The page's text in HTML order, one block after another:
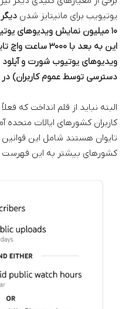
یوتیویب برای مانیتایز شدن
۱۰ میلیون نمایش ویدیوهای
این به بعد با
ویدیوهای یوتیوب شورت و
دسترسی توسط عموم کاربران) در ۹۰ روز اخیر، امکان‌پذیر خواهد بود
البته نباید از قلم انداخت که
کاربران کشورهای ایالات متحده
تایوان هستند شامل این
کشورهای بیشتر به این فهرست